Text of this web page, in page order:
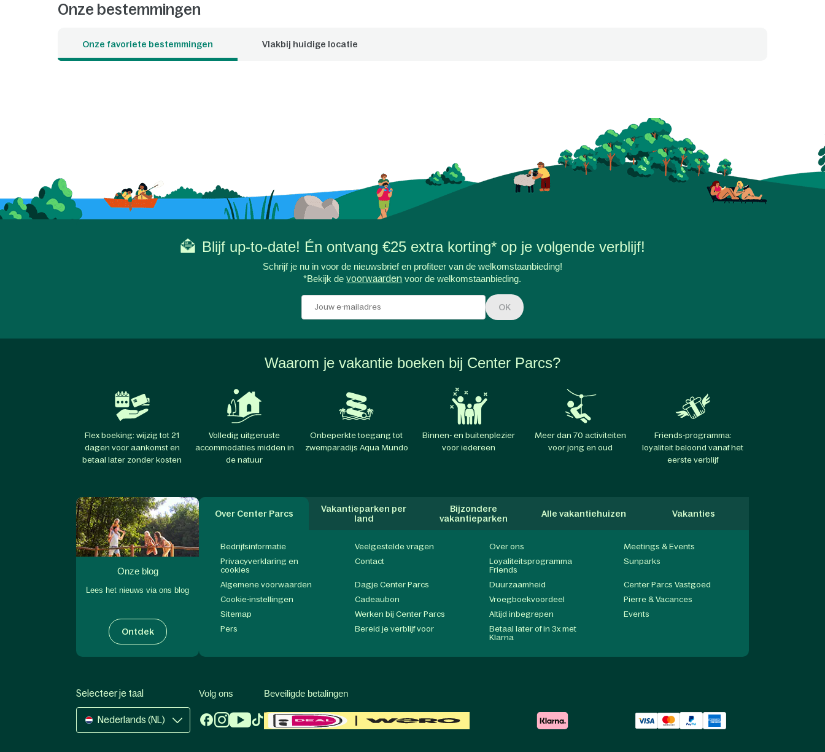
Onze bestemmingen
Onze favoriete bestemmingen Vlakbij huidige locatie
Blijf up-to-date! Én ontvang €25 extra korting* op je volgende verblijf!
Schrijf je nu in voor de nieuwsbrief en profiteer van de welkomstaanbieding!
*Bekijk devoorwaarden voor de welkomstaanbieding.
OK
Waarom je vakantie boeken bij Center Parcs?
Flex boeking: wijzig tot 21
dagen voor aankomst en
betaal later zonder kosten
Volledig uitgeruste
accommodaties midden in
de natuur
Onbeperkte toegang tot
zwemparadijs Aqua Mundo
Binnen- en buitenplezier
voor iedereen
Meer dan 70 activiteiten
voor jong en oud
Friends-programma:
loyaliteit beloond vanaf het
eerste verblijf
Onze blog
Lees het nieuws via ons blog
Ontdek
Over Center Parcs
Vakantieparken per
land
Bijzondere
vakantieparken
Alle vakantiehuizen Vakanties
Bedrijfsinformatie Veelgestelde vragen Over ons
Meetings & Events
Privacyverklaring en
cookies
Contact
Loyaliteitsprogramma
Friends
Sunparks
Algemene voorwaarden Dagje Center Parcs Duurzaamheid
Center Parcs Vastgoed
Cookie-instellingen
Cadeaubon Vroegboekvoordeel
Pierre & Vacances
Sitemap
Werken bij Center Parcs Altijd inbegrepen
Events
Pers
Bereid je verblijf voor
Betaal later of in 3x met
Klarna
Selecteer je taal
Nederlands (NL)
Volg ons Beveiligde betalingen